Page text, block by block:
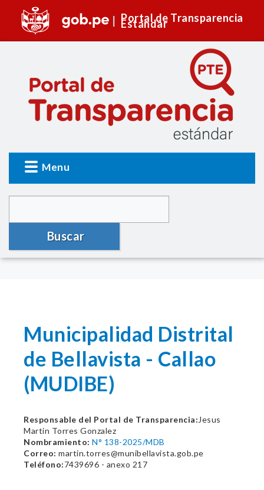
Portal de Transparencia
Estándar
Menu
Buscar
Municipalidad Distrital
de Bellavista - Callao
(MUDIBE)
Responsable del Portal de Transparencia: Jesus
Martin Torres Gonzalez
Nombramiento: N° 138-2025/MDB
Correo: martin.torres@munibellavista.gob.pe
Teléfono:7439696 - anexo 217